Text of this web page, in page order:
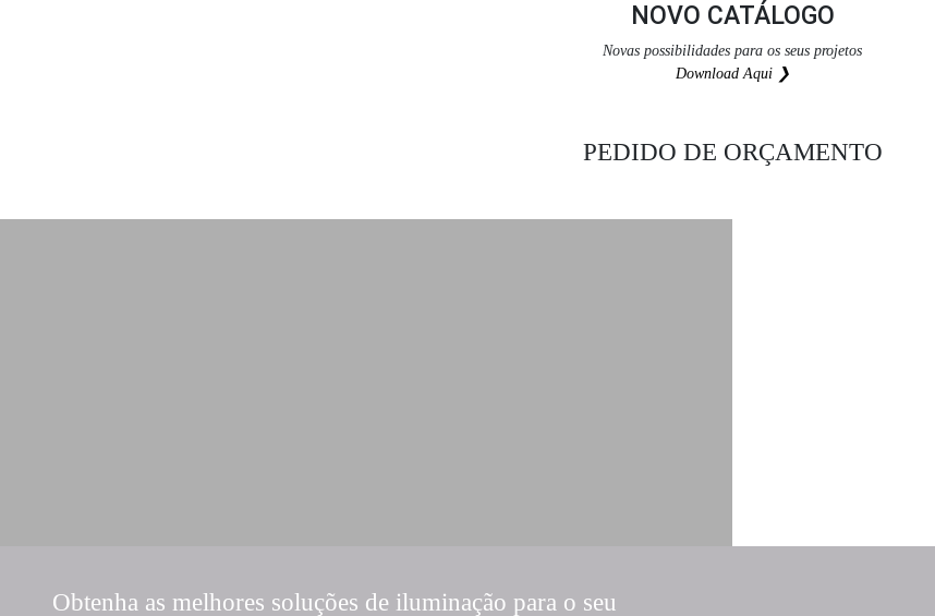
NOVO CATÁLOGO
Novas possibilidades para os seus projetos
Download Aqui ❯
PEDIDO DE ORÇAMENTO
Obtenha as melhores soluções de iluminação para o seu